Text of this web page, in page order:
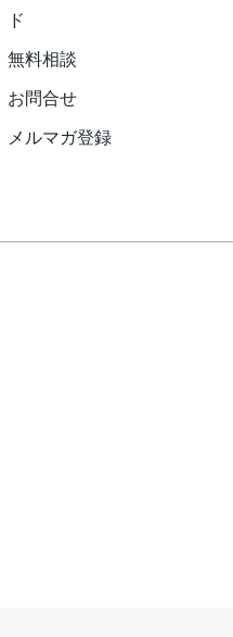
ド
無料相談
お問合せ
メルマガ登録